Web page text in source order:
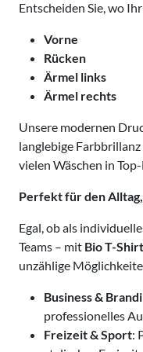
Entscheiden Sie, wo
Vorne
Rücken
Ärmel links
Ärmel rechts
Unsere modernen
langlebige
vielen Wäschen in Top-
Perfekt für den
Egal, ob als
Teams – mit Bio T-
unzählige
Business &
professionelles
Freizeit & Sport: